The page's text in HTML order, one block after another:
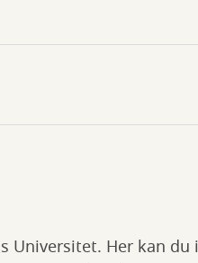
Universitet. Her kan du i